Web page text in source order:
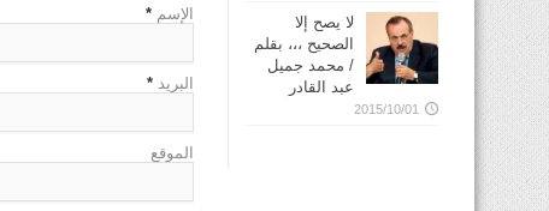
الإسم *
البريد *
الموقع
لا يصح إلا
الصحيح ،،، بقلم
/ محمد جميل
عبد القادر
2015/10/01